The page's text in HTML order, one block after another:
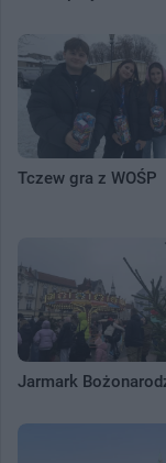
Tczew gra z WOŚP
Jarmark